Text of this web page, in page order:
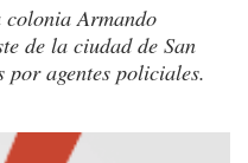
Armando
de la ciudad de San
por agentes policiales.